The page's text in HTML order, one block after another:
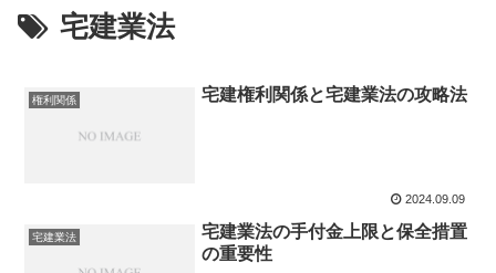
宅建業法
権利関係 宅建権利関係と宅建業法の攻略法
2024.09.09
宅建業法
宅建業法の手付金上限と保全措置
の重要性